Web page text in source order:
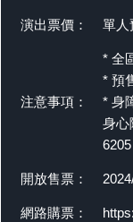
演出票價： 單人
注意事項：
* 全
* 預
* 身
身心
6205
開放售票：
網路購票：